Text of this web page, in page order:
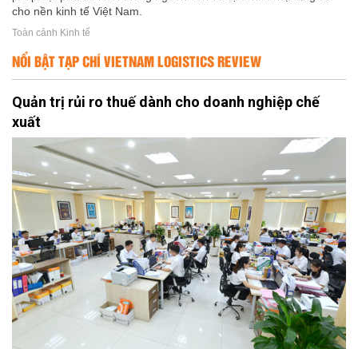
cho nền kinh tế Việt Nam.
Toàn cảnh Kinh tế
NỔI BẬT TẠP CHÍ VIETNAM LOGISTICS REVIEW
Quản trị rủi ro thuế dành cho doanh nghiệp chế
xuất